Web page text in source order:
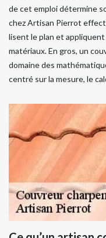
de cet emploi détermine
chez Artisan Pierrot
lisent le plan et
matériaux. En gros, un
domaine des
centré sur la mesure, le